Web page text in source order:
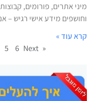
מיני אתרים, פורומים,
וחושפים מידע אישי רגיש –
קרא עוד »
« Previous
5 6 Next »